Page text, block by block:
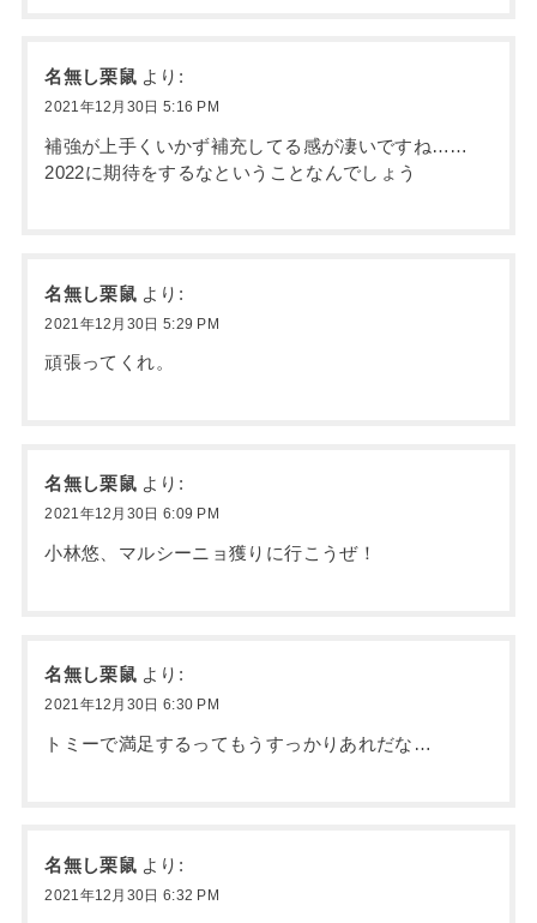
名無し栗鼠 より:
2021年12月30日 5:16 PM
補強が上手くいかず補充してる感が凄いですね……
2022に期待をするなということなんでしょう
名無し栗鼠 より:
2021年12月30日 5:29 PM
頑張ってくれ。
名無し栗鼠 より:
2021年12月30日 6:09 PM
小林悠、マルシーニョ獲りに行こうぜ！
名無し栗鼠 より:
2021年12月30日 6:30 PM
トミーで満足するってもうすっかりあれだな…
名無し栗鼠 より:
2021年12月30日 6:32 PM